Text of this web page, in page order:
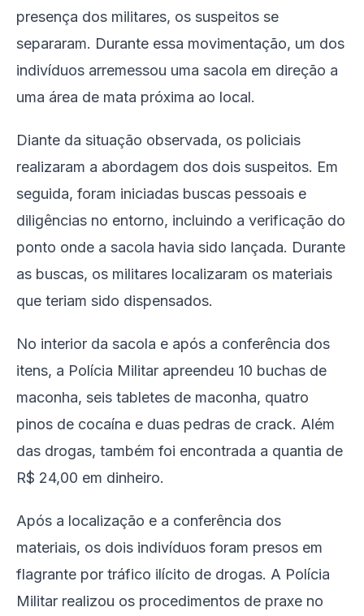
presença dos militares, os suspeitos se
separaram. Durante essa movimentação, um dos
indivíduos arremessou uma sacola em direção a
uma área de mata próxima ao local.
Diante da situação observada, os policiais
realizaram a abordagem dos dois suspeitos. Em
seguida, foram iniciadas buscas pessoais e
diligências no entorno, incluindo a verificação do
ponto onde a sacola havia sido lançada. Durante
as buscas, os militares localizaram os materiais
que teriam sido dispensados.
No interior da sacola e após a conferência dos
itens, a Polícia Militar apreendeu 10 buchas de
maconha, seis tabletes de maconha, quatro
pinos de cocaína e duas pedras de crack. Além
das drogas, também foi encontrada a quantia de
R$ 24,00 em dinheiro.
Após a localização e a conferência dos
materiais, os dois indivíduos foram presos em
flagrante por tráfico ilícito de drogas. A Polícia
Militar realizou os procedimentos de praxe no